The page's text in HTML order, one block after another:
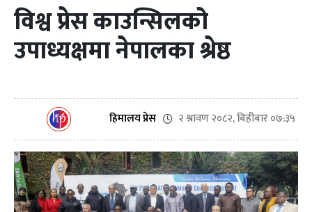
विश्व प्रेस काउन्सिलको
उपाध्यक्षमा नेपालका श्रेष्ठ
हिमालय प्रेस २ श्रावण २०८२, बिहीबार ०७:३५